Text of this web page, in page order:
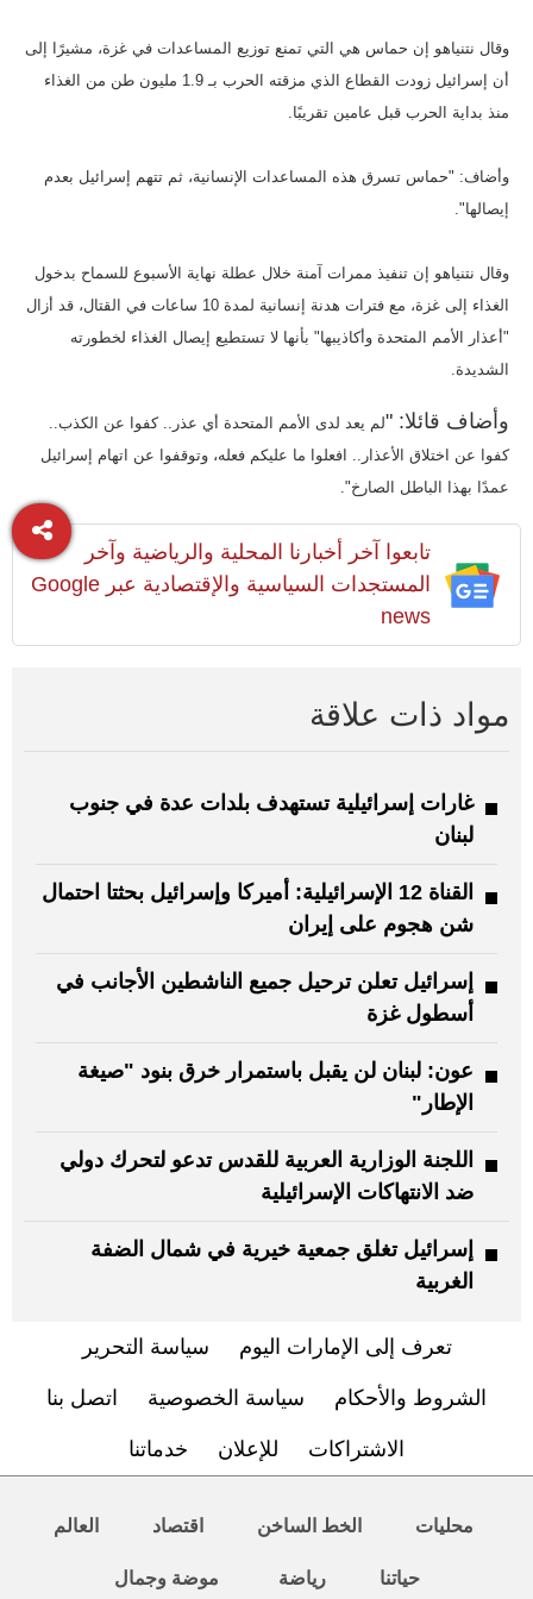
وقال نتنياهو إن حماس هي التي تمنع توزيع المساعدات في غزة، مشيرًا إلى
أن إسرائيل زودت القطاع الذي مزقته الحرب بـ 1.9 مليون طن من الغذاء
منذ بداية الحرب قبل عامين تقريبًا.
وأضاف: "حماس تسرق هذه المساعدات الإنسانية، ثم تتهم إسرائيل بعدم
إيصالها".
وقال نتنياهو إن تنفيذ ممرات آمنة خلال عطلة نهاية الأسبوع للسماح بدخول
الغذاء إلى غزة، مع فترات هدنة إنسانية لمدة 10 ساعات في القتال، قد أزال
"أعذار الأمم المتحدة وأكاذيبها" بأنها لا تستطيع إيصال الغذاء لخطورته
الشديدة.
وأضاف قائلا: "لم يعد لدى الأمم المتحدة أي عذر.. كفوا عن الكذب..
كفوا عن اختلاق الأعذار.. افعلوا ما عليكم فعله، وتوقفوا عن اتهام إسرائيل
عمدًا بهذا الباطل الصارخ".
تابعوا آخر أخبارنا المحلية والرياضية وآخر
المستجدات السياسية والإقتصادية عبر Google
news
مواد ذات علاقة
غارات إسرائيلية تستهدف بلدات عدة في جنوب
لبنان
القناة 12 الإسرائيلية: أميركا وإسرائيل بحثتا احتمال
شن هجوم على إيران
إسرائيل تعلن ترحيل جميع الناشطين الأجانب في
أسطول غزة
عون: لبنان لن يقبل باستمرار خرق بنود "صيغة
الإطار"
اللجنة الوزارية العربية للقدس تدعو لتحرك دولي
ضد الانتهاكات الإسرائيلية
إسرائيل تغلق جمعية خيرية في شمال الضفة
الغربية
تعرف إلى الإمارات اليوم سياسة التحرير
الشروط والأحكام سياسة الخصوصية اتصل بنا
الاشتراكات للإعلان خدماتنا
محليات الخط الساخن اقتصاد العالم
حياتنا رياضة موضة وجمال